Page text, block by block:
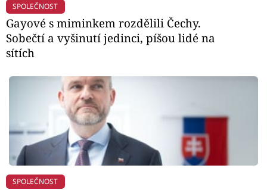
SPOLEČNOST
Gayové s miminkem rozdělili Čechy.
Sobečtí a vyšinutí jedinci, píšou lidé na
sítích
SPOLEČNOST